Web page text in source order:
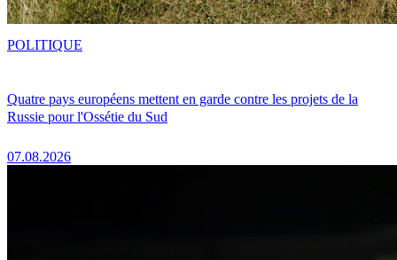
Quatre pays européens mettent en garde contre les projets de la
Russie pour l'Ossétie du Sud
07.08.2026
POLITIQUE